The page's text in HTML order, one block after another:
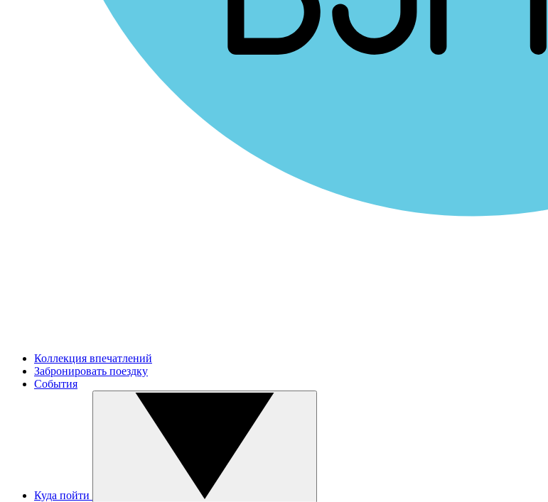
Коллекция впечатлений
Забронировать поездку
События
Куда пойти